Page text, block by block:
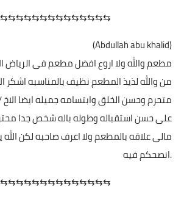
(Abdullah abu khalid)
مطعم والله ولا اروع افضل مطعم فى الرياض
من والله لذيذ المطعم نظيف بالمناسبه اشكر
متحرم وحسن الخلق وابتسامه جميله ايضا الاخ
على حسن استقباله وطوله باله شخص جدا
مالى علاقه بالمطعم ولا اعرف صاحبه لكن الله
.انصحكم فيه